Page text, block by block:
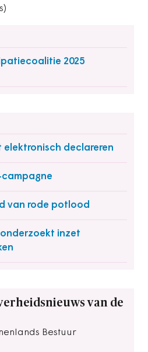
2025
elektronisch declareren
van rode potlood
inzet
van de
Bestuur